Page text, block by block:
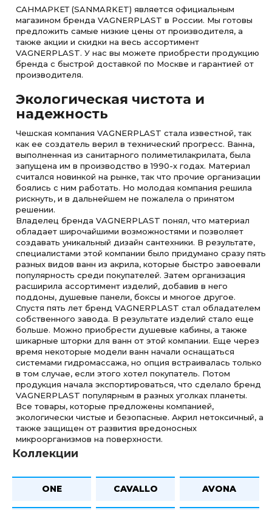
САНМАРКЕТ (SANMARKET) является официальным
магазином бренда VAGNERPLAST в России. Мы готовы
предложить самые низкие цены от производителя, а
также акции и скидки на весь ассортимент
VAGNERPLAST. У нас вы можете приобрести продукцию
бренда с быстрой доставкой по Москве и гарантией от
производителя.
Экологическая чистота и
надежность
Чешская компания VAGNERPLAST стала известной, так
как ее создатель верил в технический прогресс. Ванна,
выполненная из санитарного полиметилакрилата, была
запущена им в производство в 1990-х годах. Материал
считался новинкой на рынке, так что прочие организации
боялись с ним работать. Но молодая компания решила
рискнуть, и в дальнейшем не пожалела о принятом
решении.
Владелец бренда VAGNERPLAST понял, что материал
обладает широчайшими возможностями и позволяет
создавать уникальный дизайн сантехники. В результате,
специалистами этой компании было придумано сразу пять
разных видов ванн из акрила, которые быстро завоевали
популярность среди покупателей. Затем организация
расширила ассортимент изделий, добавив в него
поддоны, душевые панели, боксы и многое другое.
Спустя пять лет бренд VAGNERPLAST стал обладателем
собственного завода. В результате изделий стало еще
больше. Можно приобрести душевые кабины, а также
шикарные шторки для ванн от этой компании. Еще через
время некоторые модели ванн начали оснащаться
системами гидромассажа, но опция встраивалась только
в том случае, если этого хотел покупатель. Потом
продукция начала экспортироваться, что сделало бренд
VAGNERPLAST популярным в разных уголках планеты.
Все товары, которые предложены компанией,
экологически чистые и безопасные. Акрил нетоксичный, а
также защищен от развития вредоносных
микроорганизмов на поверхности.
Коллекции
ONE CAVALLO AVONA